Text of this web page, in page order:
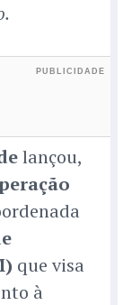
lançou,
que visa
à